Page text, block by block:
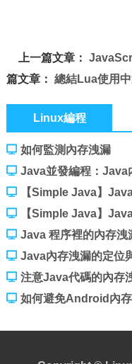
上一篇文章：
篇文章： 總結Lua使用
Linux編程
如何監測內存洩漏
Java並發編程：Java
【Simple Java】
【Simple Java】
Java 程序裡的內存洩
Java內存洩漏的定位
注意Java代碼的內存
如何避免Android內